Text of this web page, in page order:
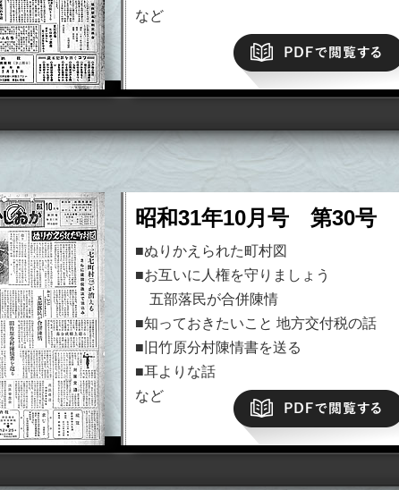
など
昭和31年10月号 第30号
■ぬりかえられた町村図
■お互いに人権を守りましょう
五部落民が合併陳情
■知っておきたいこと 地方交付税の話
■旧竹原分村陳情書を送る
■耳よりな話
など